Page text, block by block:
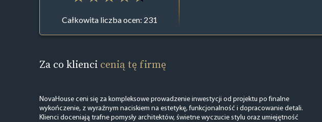
Całkowita liczba ocen: 231
Za co klienci cenią tę firmę
NovaHouse ceni się za kompleksowe prowadzenie inwestycji od projektu po finalne
wykończenie, z wyraźnym naciskiem na estetykę, funkcjonalność i dopracowanie detali.
Klienci doceniają trafne pomysły architektów, świetne wyczucie stylu oraz umiejętność